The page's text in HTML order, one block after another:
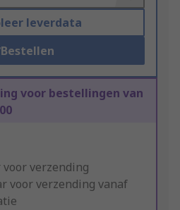
leverdata
Bestellen
voor bestellingen van
verzending
voor verzending vanaf